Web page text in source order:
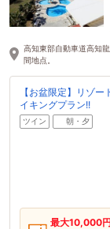
高知東部自動車道高知
間地点。
【お盆限定】リゾ
イキングプラン!!
ツイン 朝・夕
最大10,000